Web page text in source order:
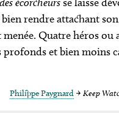
rendre attachant
Quatre héros ou
profonds et bien moins
Philippe Paygnard → Keep